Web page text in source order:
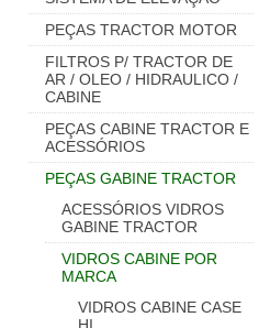
PEÇAS TRACTOR MOTOR
FILTROS P/ TRACTOR DE
AR / OLEO / HIDRAULICO /
CABINE
PEÇAS CABINE TRACTOR E
ACESSÓRIOS
PEÇAS GABINE TRACTOR
ACESSÓRIOS VIDROS
GABINE TRACTOR
VIDROS CABINE POR
MARCA
VIDROS CABINE CASE